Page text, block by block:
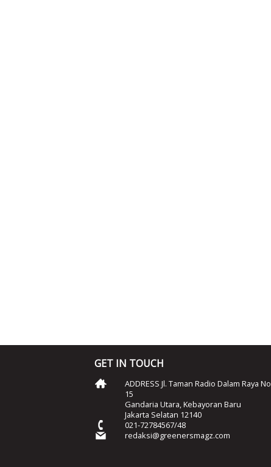
GET IN TOUCH
ADDRESS Jl. Taman Radio Dalam Raya No
15
Gandaria Utara, Kebayoran Baru
Jakarta Selatan 12140
021-72784567/48
redaksi@greenersmagz.com